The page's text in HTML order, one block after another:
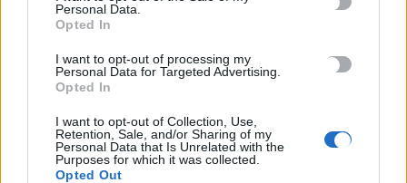
Personal Data.
Opted In
I want to opt-out of processing my
Personal Data for Targeted Advertising.
Opted In
I want to opt-out of Collection, Use,
Retention, Sale, and/or Sharing of my
Personal Data that Is Unrelated with the
Purposes for which it was collected.
Opted Out
Newsroom